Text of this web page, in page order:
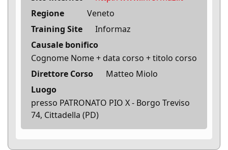
Regione
Veneto
Training Site
Informaz
Causale bonifico
Cognome Nome + data corso + titolo corso
Direttore Corso
Matteo Miolo
Luogo
presso PATRONATO PIO X - Borgo Treviso
74, Cittadella (PD)